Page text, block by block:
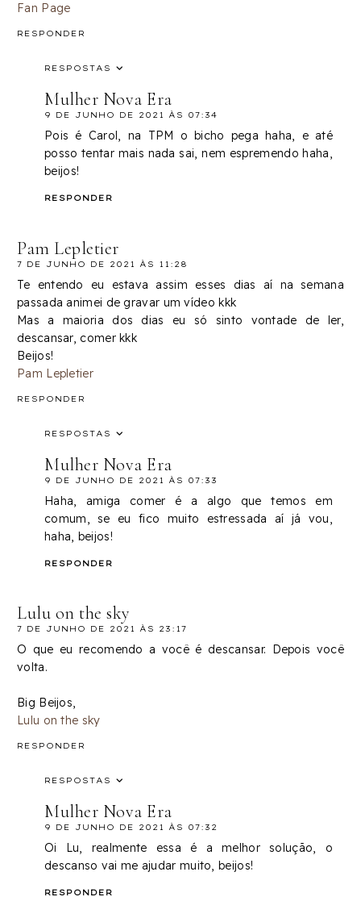
Fan Page
RESPONDER
RESPOSTAS
Mulher Nova Era
9 DE JUNHO DE 2021 ÀS 07:34
Pois é Carol, na TPM o bicho pega haha, e até
posso tentar mais nada sai, nem espremendo haha,
beijos!
RESPONDER
Pam Lepletier
7 DE JUNHO DE 2021 ÀS 11:28
Te entendo eu estava assim esses dias aí na semana
passada animei de gravar um vídeo kkk
Mas a maioria dos dias eu só sinto vontade de ler,
descansar, comer kkk
Beijos!
Pam Lepletier
RESPONDER
RESPOSTAS
Mulher Nova Era
9 DE JUNHO DE 2021 ÀS 07:33
Haha, amiga comer é a algo que temos em
comum, se eu fico muito estressada aí já vou,
haha, beijos!
RESPONDER
Lulu on the sky
7 DE JUNHO DE 2021 ÀS 23:17
O que eu recomendo a você é descansar. Depois você
volta.
Big Beijos,
Lulu on the sky
RESPONDER
RESPOSTAS
Mulher Nova Era
9 DE JUNHO DE 2021 ÀS 07:32
Oi Lu, realmente essa é a melhor solução, o
descanso vai me ajudar muito, beijos!
RESPONDER